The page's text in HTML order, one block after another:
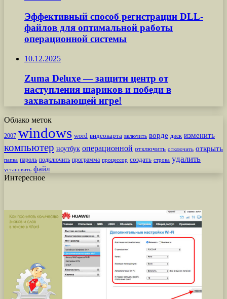
Эффективный способ регистрации DLL-
файлов для оптимальной работы
операционной системы
10.12.2025
Zuma Deluxe — защити центр от
наступления шариков и победи в
захватывающей игре!
Облако меток
2007 windows word видеокарта включить ворде диск изменить
компьютер ноутбук операционной отключить отключить открыть
папка пароль подключить программа процессор создать строка удалить
установить файл
Интересное